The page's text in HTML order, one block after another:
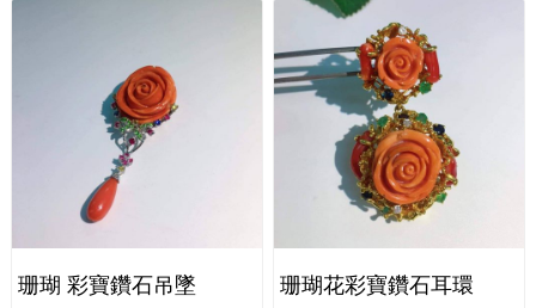
珊瑚 彩寶鑽石吊墜 珊瑚花彩寶鑽石耳環